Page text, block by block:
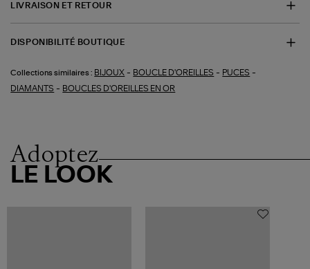
LIVRAISON ET RETOUR
DISPONIBILITÉ BOUTIQUE
Collections similaires : BIJOUX - BOUCLE D'OREILLES - PUCES -
DIAMANTS - BOUCLES D'OREILLES EN OR
Adoptez
LE LOOK